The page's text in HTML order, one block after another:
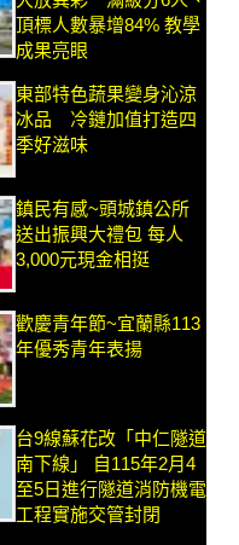
頂標人數暴增84% 教學
成果亮眼
東部特色蔬果變身沁涼
冰品 冷鏈加值打造四
季好滋味
鎮民有感~頭城鎮公所
送出振興大禮包 每人
3,000元現金相挺
歡慶青年節~宜蘭縣113
年優秀青年表揚
台9線蘇花改「中仁隧道
南下線」 自115年2月4
至5日進行隧道消防機電
工程實施交管封閉